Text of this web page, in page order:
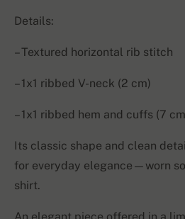
Details:
– Textured horizontal rib stitch
– 1x1 ribbed V-neck (2 cm)
– 1x1 ribbed hem and cuffs (7
Its classic shape and clean
for everyday elegance—worn
shirt.